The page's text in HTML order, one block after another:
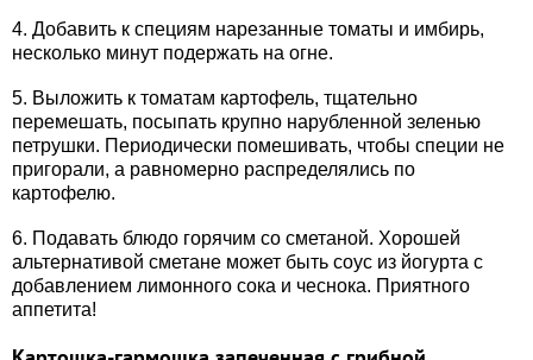
4. Добавить к специям нарезанные томаты и имбирь,
несколько минут подержать на огне.
5. Выложить к томатам картофель, тщательно
перемешать, посыпать крупно нарубленной зеленью
петрушки. Периодически помешивать, чтобы специи не
пригорали, а равномерно распределялись по
картофелю.
6. Подавать блюдо горячим со сметаной. Хорошей
альтернативой сметане может быть соус из йогурта с
добавлением лимонного сока и чеснока. Приятного
аппетита!